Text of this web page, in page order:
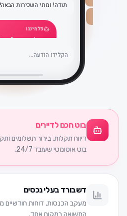
תודה! ומתי השכירות
פלמינגו
בוט חכם לדיירים
דיווח תקלות, בירור תשלומים
בוט אוטומטי שעובד 24/7.
דשבורד בעלי נכסים
מעקב הכנסות, דוחות חודשיים
התשואה במקום אחד.